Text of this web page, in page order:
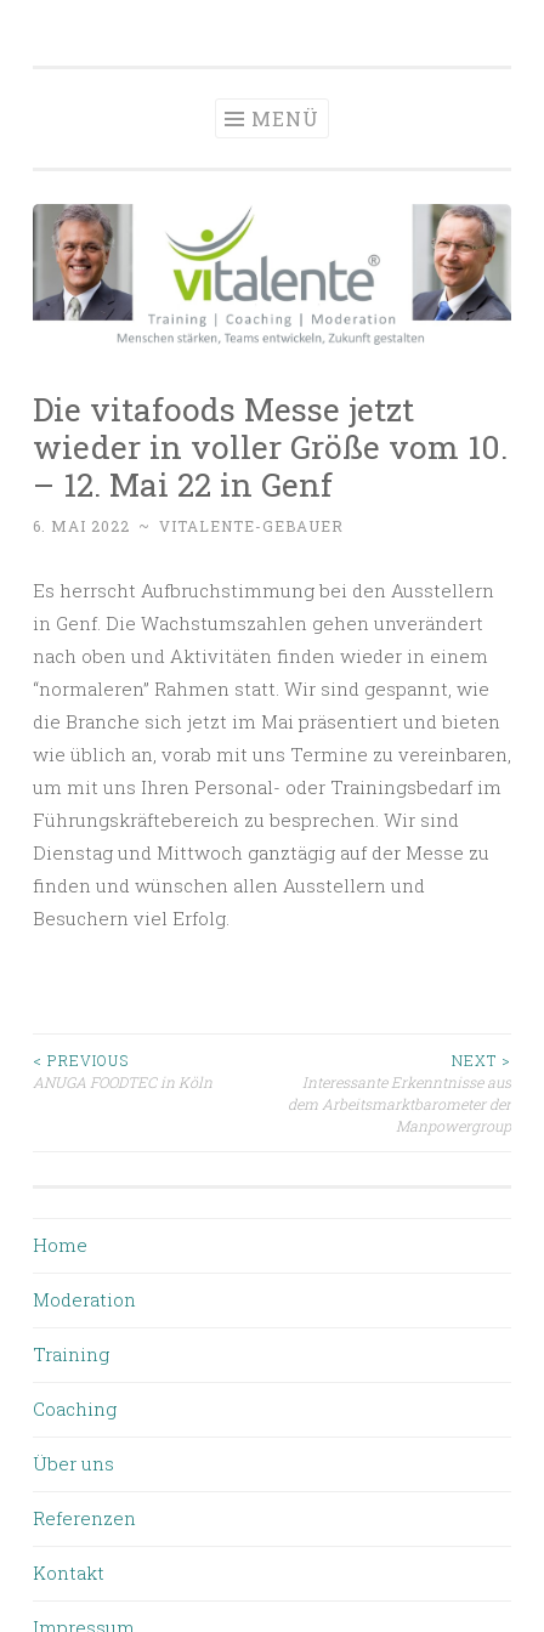
MENÜ
Die vitafoods Messe jetzt
wieder in voller Größe vom 10.
– 12. Mai 22 in Genf
6. MAI 2022 ~ VITALENTE-GEBAUER
Es herrscht Aufbruchstimmung bei den Ausstellern
in Genf. Die Wachstumszahlen gehen unverändert
nach oben und Aktivitäten finden wieder in einem
“normaleren” Rahmen statt. Wir sind gespannt, wie
die Branche sich jetzt im Mai präsentiert und bieten
wie üblich an, vorab mit uns Termine zu vereinbaren,
um mit uns Ihren Personal- oder Trainingsbedarf im
Führungskräftebereich zu besprechen. Wir sind
Dienstag und Mittwoch ganztägig auf der Messe zu
finden und wünschen allen Ausstellern und
Besuchern viel Erfolg.
Beitragsnavigation
< PREVIOUS
ANUGA FOODTEC in Köln
NEXT >
Interessante Erkenntnisse aus
dem Arbeitsmarktbarometer der
Manpowergroup
Home
Moderation
Training
Coaching
Über uns
Referenzen
Kontakt